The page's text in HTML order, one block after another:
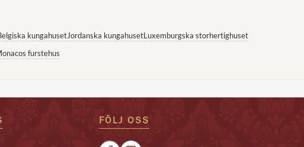
kungahusetJordanska kungahusetLuxemburgska storhertighuset
furstehus
FÖLJ OSS